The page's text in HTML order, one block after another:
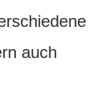
auch